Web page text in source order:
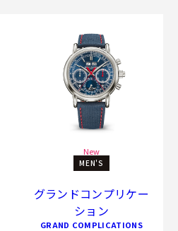
New
MEN'S
グランドコンプリケー
ション
GRAND COMPLICATIONS